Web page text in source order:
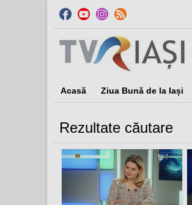
Acasă Ziua Bună de la Iași
Rezultate căutare